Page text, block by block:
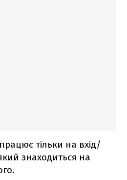
тільки на вхід/
знаходиться на